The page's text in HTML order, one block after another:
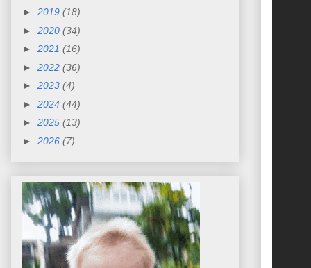
► 2019 (18)
► 2020 (34)
► 2021 (16)
► 2022 (36)
► 2023 (4)
► 2024 (44)
► 2025 (13)
► 2026 (7)